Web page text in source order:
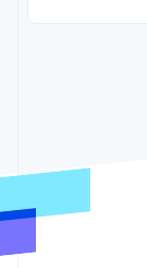
Identity